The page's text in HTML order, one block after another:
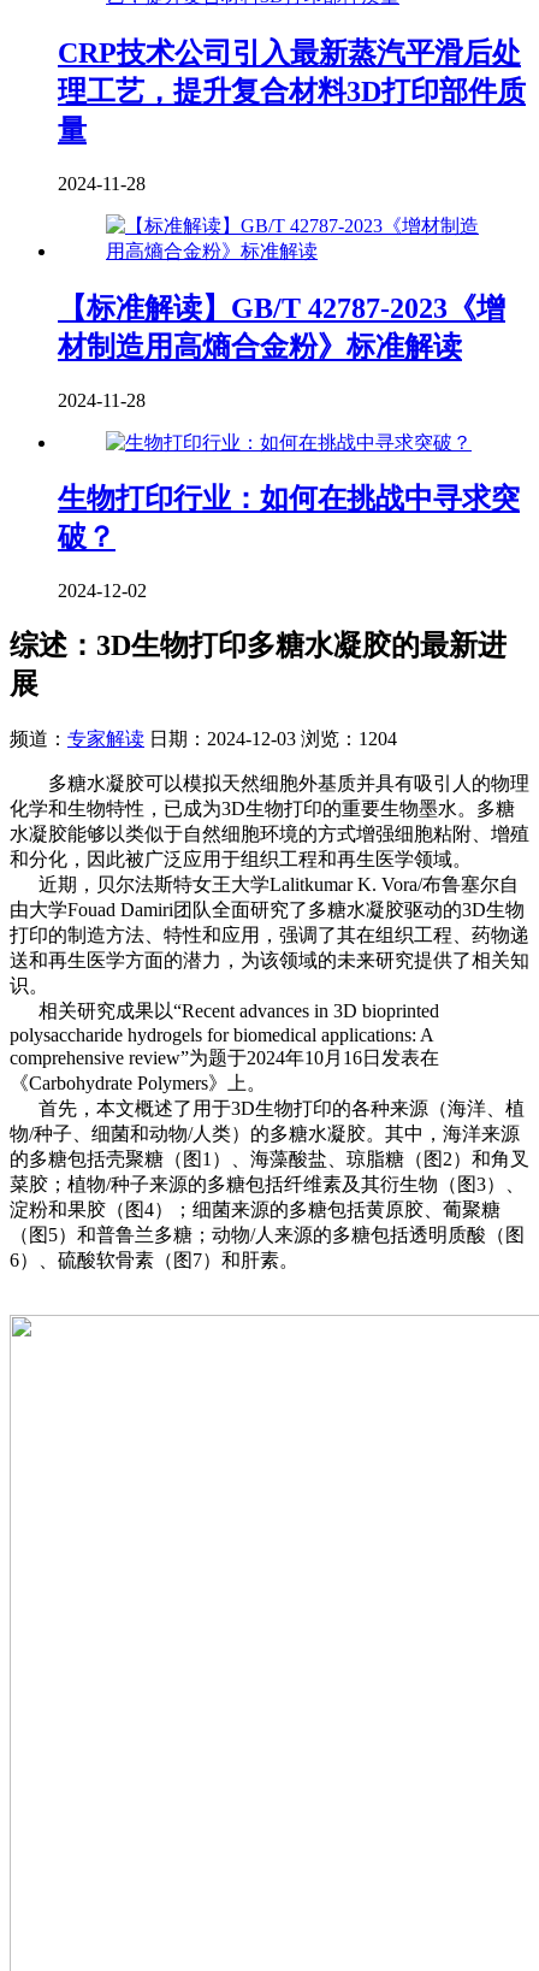
CRP技术公司引入最新蒸汽平滑后处
理工艺，提升复合材料3D打印部件质
量
2024-11-28
【标准解读】GB/T 42787-2023《增
材制造用高熵合金粉》标准解读
2024-11-28
生物打印行业：如何在挑战中寻求突
破？
2024-12-02
综述：3D生物打印多糖水凝胶的最新进
展
频道： 专家解读 日期： 2024-12-03 浏览：1204
多糖水凝胶可以模拟天然细胞外基质并具有吸引人的物理
化学和生物特性，已成为3D生物打印的重要生物墨水。多糖
水凝胶能够以类似于自然细胞环境的方式增强细胞粘附、增殖
和分化，因此被广泛应用于组织工程和再生医学领域。
近期，贝尔法斯特女王大学Lalitkumar K. Vora/布鲁塞尔自
由大学Fouad Damiri团队全面研究了多糖水凝胶驱动的3D生物
打印的制造方法、特性和应用，强调了其在组织工程、药物递
送和再生医学方面的潜力，为该领域的未来研究提供了相关知
识。
相关研究成果以“Recent advances in 3D bioprinted
polysaccharide hydrogels for biomedical applications: A
comprehensive review”为题于2024年10月16日发表在
《Carbohydrate Polymers》上。
首先，本文概述了用于3D生物打印的各种来源（海洋、植
物/种子、细菌和动物/人类）的多糖水凝胶。其中，海洋来源
的多糖包括壳聚糖（图1）、海藻酸盐、琼脂糖（图2）和角叉
菜胶；植物/种子来源的多糖包括纤维素及其衍生物（图3）、
淀粉和果胶（图4）；细菌来源的多糖包括黄原胶、葡聚糖
（图5）和普鲁兰多糖；动物/人来源的多糖包括透明质酸（图
6）、硫酸软骨素（图7）和肝素。